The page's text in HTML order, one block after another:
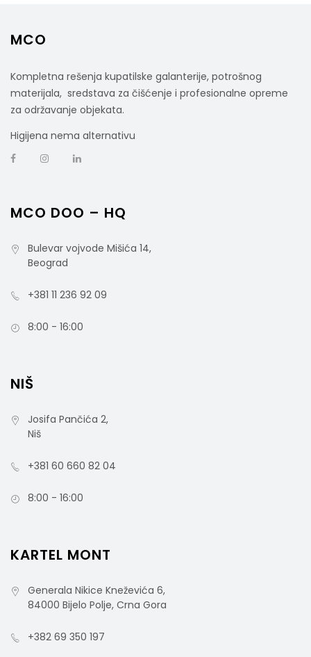
MCO
Kompletna rešenja kupatilske galanterije, potrošnog
materijala, sredstava za čišćenje i profesionalne opreme
za održavanje objekata.
Higijena nema alternativu
MCO DOO – HQ
Bulevar vojvode Mišića 14,
Beograd
+381 11 236 92 09
8:00 - 16:00
NIŠ
Josifa Pančića 2,
Niš
+381 60 660 82 04
8:00 - 16:00
KARTEL MONT
Generala Nikice Kneževića 6,
84000 Bijelo Polje, Crna Gora
+382 69 350 197